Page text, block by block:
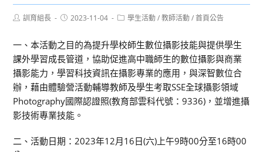
Post訓育組長
Post2023-11-04
Post學生活動 / 教師活動 / 首頁公告
一、本活動之目的為提升學校師生數位攝影技能與提供學生
課外學習成長管道，協助促進高中職師生的數位攝影與商業
攝影能力，學習科技資訊在攝影專業的應用，與深智數位合
辦，藉由體驗營活動輔導教師及學生考取SSE全球攝影領域
Photography國際認證照(教育部雲科代號：9336)，並增進攝
影技術專業技能。
二、活動日期：2023年12月16日(六)上午9時00分至16時00